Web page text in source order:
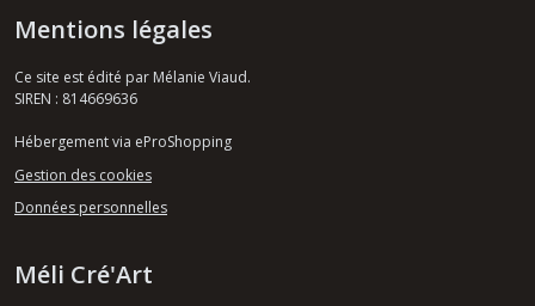
Mentions légales
Ce site est édité par Mélanie Viaud.
SIREN : 814669636
Hébergement via eProShopping
Gestion des cookies
Données personnelles
Méli Cré'Art